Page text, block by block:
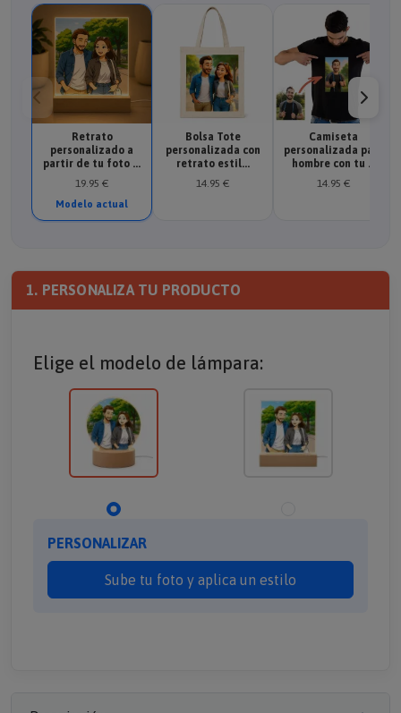
Retrato
personalizado a
partir de tu foto ...
19.95 €
Modelo actual
Bolsa Tote
personalizada con
retrato estil...
14.95 €
Camiseta
personalizada para
hombre con tu ...
14.95 €
1. PERSONALIZA TU PRODUCTO
Elige el modelo de lámpara:
PERSONALIZAR
Sube tu foto y aplica un estilo